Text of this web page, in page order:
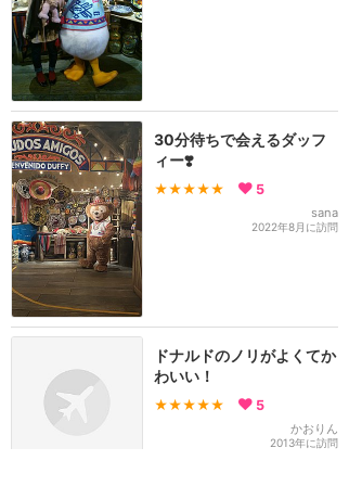
30分待ちで会えるダッフ
ィー❣️
★★★★★ 5
sana
2022年8月に訪問
ドナルドのノリがよくてか
わいい！
★★★★★ 5
かおりん
2013年に訪問